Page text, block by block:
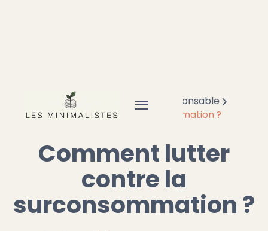
Frugal
Consommation responsable
Comment lutter contre la surconsommation ?
Comment lutter
contre la
surconsommation ?